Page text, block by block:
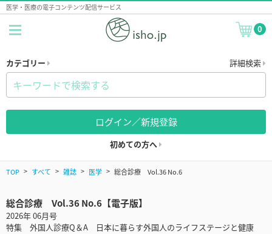
医学・医療の電子コンテンツ配信サービス
0
カテゴリー 詳細検索
ログイン／新規登録
初めての方へ
TOP すべて 雑誌 医学 総合診療 Vol.36 No.6
総合診療 Vol.36 No.6【電子版】
2026年 06月号
特集 外国人診療Q＆A 日本に暮らす外国人のライフステージと健康